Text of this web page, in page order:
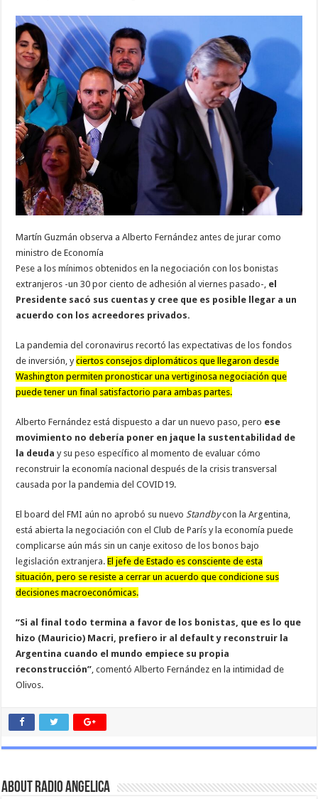
Martín Guzmán observa a Alberto Fernández antes de jurar como
ministro de Economía
Pese a los mínimos obtenidos en la negociación con los bonistas
extranjeros -un 30 por ciento de adhesión al viernes pasado-, el
Presidente sacó sus cuentas y cree que es posible llegar a un
acuerdo con los acreedores privados.
La pandemia del coronavirus recortó las expectativas de los fondos
de inversión, yciertos consejos diplomáticos que llegaron desde
Washington permiten pronosticar una vertiginosa negociación que
puede tener un final satisfactorio para ambas partes.
Alberto Fernández está dispuesto a dar un nuevo paso, pero ese
movimiento no debería poner en jaque la sustentabilidad de
la deuda y su peso específico al momento de evaluar cómo
reconstruir la economía nacional después de la crisis transversal
causada por la pandemia del COVID19.
El board del FMI aún no aprobó su nuevoStandbycon la Argentina,
está abierta la negociación con el Club de París y la economía puede
complicarse aún más sin un canje exitoso de los bonos bajo
legislación extranjera.El jefe de Estado es consciente de esta
situación, pero se resiste a cerrar un acuerdo que condicione sus
decisiones macroeconómicas.
“Si al final todo termina a favor de los bonistas, que es lo que
hizo (Mauricio) Macri, prefiero ir al default y reconstruir la
Argentina cuando el mundo empiece su propia
reconstrucción”, comentó Alberto Fernández en la intimidad de
Olivos.
About Radio Angelica